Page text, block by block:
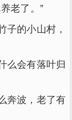
老了。”
的小山村，
会有落叶归
波，老了有